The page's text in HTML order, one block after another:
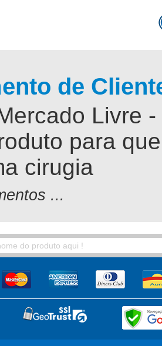
de
Livre
para
cirugia
...